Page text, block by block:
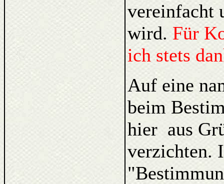
vereinfacht
wird. Für
ich stets
Auf eine
beim
hier aus
verzichten.